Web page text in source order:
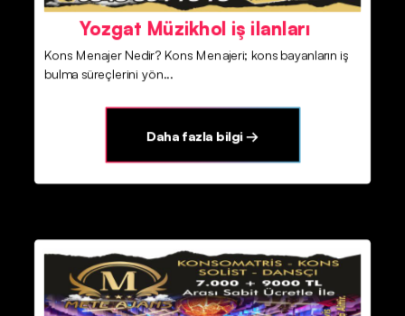
Yozgat Müzikhol iş ilanları
Kons Menajer Nedir? Kons Menajeri; kons bayanların iş
bulma süreçlerini yön...
Daha fazla bilgi →